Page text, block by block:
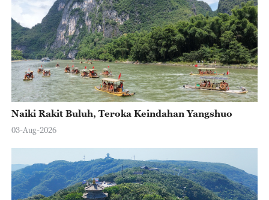
Naiki Rakit Buluh, Teroka Keindahan Yangshuo
03-Aug-2026